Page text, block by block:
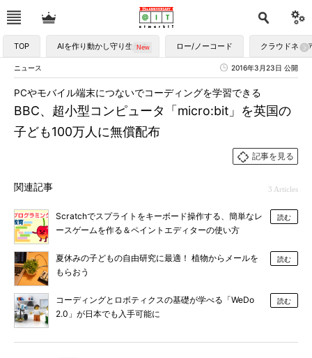
TOP AIを作り動かし守り生かす ロー/ノーコード クラウドネイ
ニュース 2016年3月23日 公開
BBC、超小型コンピュータ「micro:bit」を英国の
子ども100万人に無償配布
PCやモバイル端末につないでコーディングを学習できる
記事を見る
関連記事 3 Articles
Scratchでスプライトをキーボード操作する、簡単なレ
ースゲームを作る＆ペイントエディターの使い方
読む
夏休みの子どもの自由研究に最適！ 植物からメールを
もらおう
読む
コーディングとロボティクスの基礎が学べる「WeDo
2.0」が日本でも入手可能に
読む